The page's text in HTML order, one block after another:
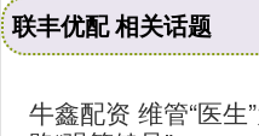
联丰优配 相关话题
牛鑫配资 维管“医生